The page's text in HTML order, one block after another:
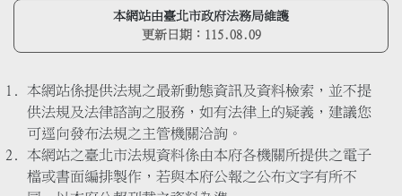
本網站由臺北市政府法務局維護
更新日期： 115.08.09
本網站係提供法規之最新動態資訊及資料檢索，並不提
供法規及法律諮詢之服務，如有法律上的疑義，建議您
可逕向發布法規之主管機關洽詢。
本網站之臺北市法規資料係由本府各機關所提供之電子
檔或書面編排製作，若與本府公報之公布文字有所不